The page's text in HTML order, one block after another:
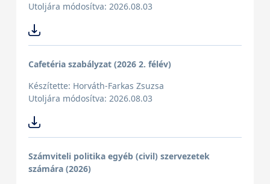
Utoljára módosítva: 2026.08.03
Cafetéria szabályzat (2026 2. félév)
Készítette: Horváth-Farkas Zsuzsa
Utoljára módosítva: 2026.08.03
Számviteli politika egyéb (civil) szervezetek
számára (2026)